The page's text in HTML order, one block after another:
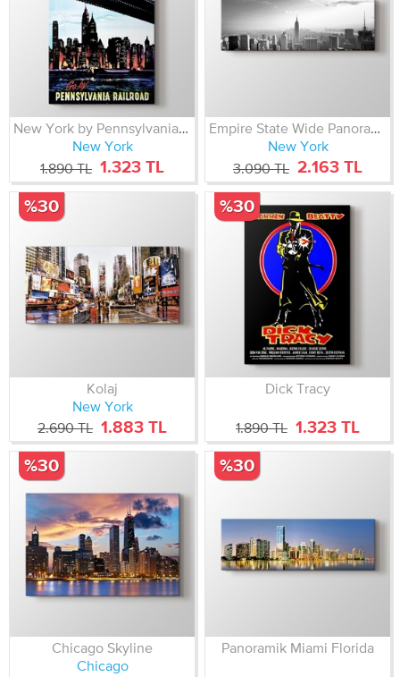
New York by Pennsylvania Railroad
New York
1.890 TL 1.323 TL
Empire State Wide Panorama
New York
3.090 TL 2.163 TL
Kolaj
New York
2.690 TL 1.883 TL
%30
Dick Tracy
1.890 TL 1.323 TL
%30
Chicago Skyline
Chicago
%30
Panoramik Miami Florida
%30